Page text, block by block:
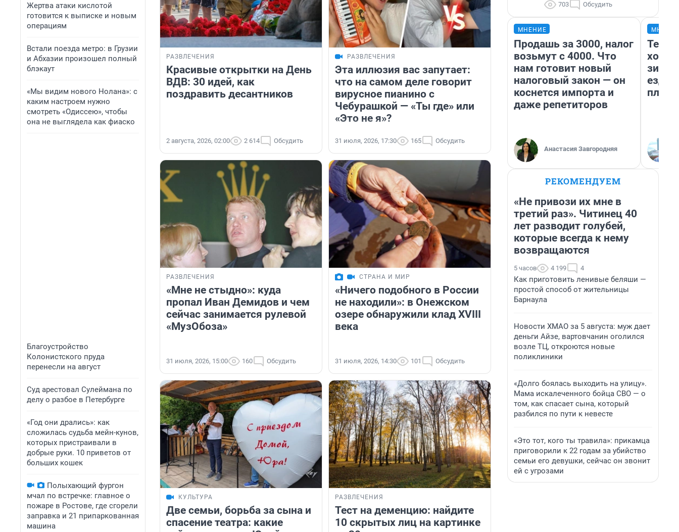
Жертва атаки кислотой
готовится к выписке и новым
операциям
Встали поезда метро: в Грузии
и Абхазии произошел полный
блэкаут
«Мы видим нового Нолана»: с
каким настроем нужно
смотреть «Одиссею», чтобы
она не выглядела как фиаско
Благоустройство
Колонистского пруда
перенесли на август
Суд арестовал Сулеймана по
делу о разбое в Петербурге
«Год они дрались»: как
сложилась судьба мейн-кунов,
которых пристраивали в
добрые руки. 10 приветов от
больших кошек
Полыхающий фургон
мчал по встречке: главное о
пожаре в Ростове, где сгорели
заправка и 21 припаркованная
машина
РАЗВЛЕЧЕНИЯ
Красивые открытки на День
ВДВ: 30 идей, как
поздравить десантников
2 августа, 2026, 02:00 2 614 Обсудить
РАЗВЛЕЧЕНИЯ
Эта иллюзия вас запутает:
что на самом деле говорит
вирусное пианино с
Чебурашкой — «Ты где» или
«Это не я»?
31 июля, 2026, 17:30 165 Обсудить
РАЗВЛЕЧЕНИЯ
«Мне не стыдно»: куда
пропал Иван Демидов и чем
сейчас занимается рулевой
«МузОбоза»
31 июля, 2026, 15:00 160 Обсудить
СТРАНА И МИР
«Ничего подобного в России
не находили»: в Онежском
озере обнаружили клад XVIII
века
31 июля, 2026, 14:30 101 Обсудить
КУЛЬТУРА
Две семьи, борьба за сына и
спасение театра: какие
РАЗВЛЕЧЕНИЯ
Тест на деменцию: найдите
10 скрытых лиц на картинке
703 Обсудить
МНЕНИЕ
Продашь за 3000, налог
возьмут с 4000. Что
нам готовит новый
налоговый закон — он
коснется импорта и
даже репетиторов
Анастасия Завгородняя
ездит
РЕКОМЕНДУЕМ
«Не привози их мне в
третий раз». Читинец 40
лет разводит голубей,
которые всегда к нему
возвращаются
5 часов 4 199 4
Как приготовить ленивые беляши —
простой способ от жительницы
Барнаула
Новости ХМАО за 5 августа: муж дает
деньги Айзе, вартовчанин оголился
возле ТЦ, откроются новые
поликлиники
«Долго боялась выходить на улицу».
Мама искалеченного бойца СВО — о
том, как спасает сына, который
разбился по пути к невесте
«Это тот, кого ты травила»: прикамца
приговорили к 22 годам за убийство
семьи его девушки, сейчас он звонит
ей с угрозами